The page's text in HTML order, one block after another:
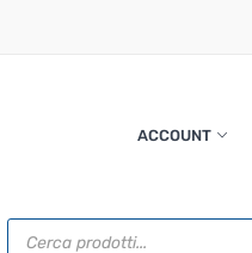
ACCOUNT
Ricerca
prodotti